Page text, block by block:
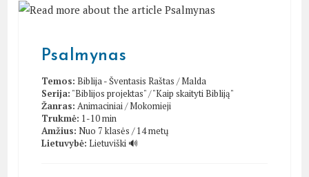
Psalmynas
Temos: Biblija - Šventasis Raštas /Malda
Serija: "Biblijos projektas"/"Kaip skaityti Bibliją"
Žanras: Animaciniai/Mokomieji
Trukmė: 1-10 min
Amžius: Nuo 7 klasės / 14 metų
Lietuvybė: Lietuviški 🔊